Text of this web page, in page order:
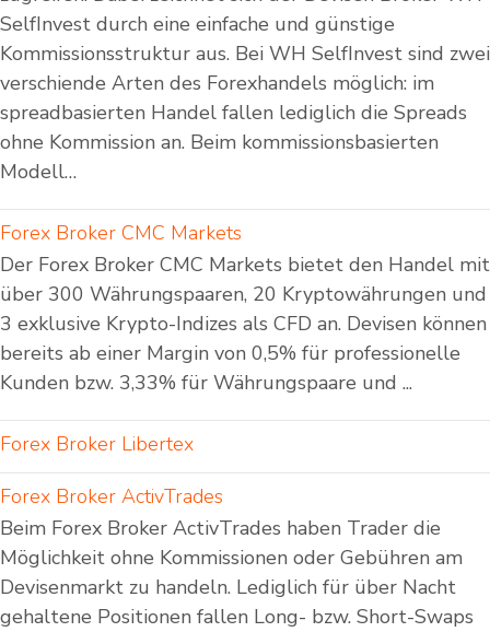
SelfInvest durch eine einfache und günstige
Kommissionsstruktur aus. Bei WH SelfInvest sind zwei
verschiende Arten des Forexhandels möglich: im
spreadbasierten Handel fallen lediglich die Spreads
ohne Kommission an. Beim kommissionsbasierten
Modell…
Forex Broker CMC Markets
Der Forex Broker CMC Markets bietet den Handel mit
über 300 Währungspaaren, 20 Kryptowährungen und
3 exklusive Krypto-Indizes als CFD an. Devisen können
bereits ab einer Margin von 0,5% für professionelle
Kunden bzw. 3,33% für Währungspaare und ...
Forex Broker Libertex
Forex Broker ActivTrades
Beim Forex Broker ActivTrades haben Trader die
Möglichkeit ohne Kommissionen oder Gebühren am
Devisenmarkt zu handeln. Lediglich für über Nacht
gehaltene Positionen fallen Long- bzw. Short-Swaps